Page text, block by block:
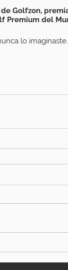
Golfzon,
Premium del
lo